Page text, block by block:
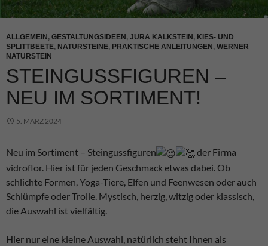
ALLGEMEIN , GESTALTUNGSIDEEN , JURA KALKSTEIN , KIES- UND
SPLITTBEETE, NATURSTEINE, PRAKTISCHE ANLEITUNGEN , WERNER
NATURSTEIN
STEINGUSSFIGUREN –
NEU IM SORTIMENT!
5. MÄRZ 2024
Neu im Sortiment – Steingussfiguren
der Firma
vidroflor. Hier ist für jeden Geschmack etwas dabei. Ob
schlichte Formen, Yoga-Tiere, Elfen und Feenwesen oder auch
Schlümpfe oder Trolle. Mystisch, herzig, witzig oder klassisch,
die Auswahl ist vielfältig.
Hier nur eine kleine Auswahl, natürlich steht Ihnen als